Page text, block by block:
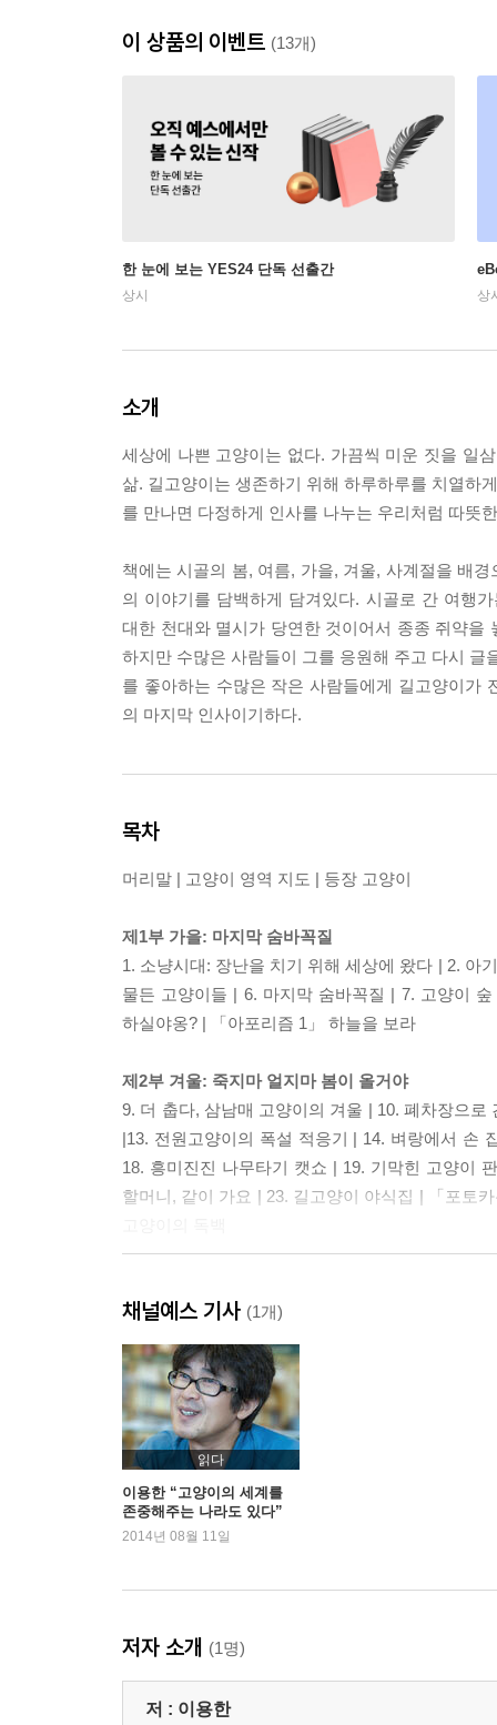
이 상품의 이벤트 (13개)
한 눈에 보는 YES24 단독 선출간
상시 상
소개
세상에 나쁜 고양이는 없다. 가끔씩 미운 짓을 일
삶. 길고양이는 생존하기 위해 하루하루를 치열하
를 만나면 다정하게 인사를 나누는 우리처럼 따뜻
책에는 시골의 봄, 여름, 가을, 겨울, 사계절을 배
의 이야기를 담백하게 담겨있다. 시골로 간 여행
대한 천대와 멸시가 당연한 것이어서 종종 쥐약을
하지만 수많은 사람들이 그를 응원해 주고 다시
를 좋아하는 수많은 작은 사람들에게 길고양이가
의 마지막 인사이기하다.
목차
머리말 | 고양이 영역 지도 | 등장 고양이
제1부 가을: 마지막 숨바꼭질
1. 소냥시대: 장난을 치기 위해 세상에 왔다 | 2. 아
물든 고양이들 | 6. 마지막 숨바꼭질 | 7. 고양이
하실야옹? | 「아포리즘 1」 하늘을 보라
제2부 겨울: 죽지마 얼지마 봄이 올거야
9. 더 춥다, 삼남매 고양이의 겨울 | 10. 폐차장으
|13. 전원고양이의 폭설 적응기 | 14. 벼랑에서 손
18. 흥미진진 나무타기 캣쇼 | 19. 기막힌 고양이
할머니, 같이 가요 | 23. 길고양이 야식집 | 「포토
24. 봄은 고양이의 계절 | 25. 고양이 삼남매를 찾
| 29. 전원고양이라서 다행이야 | 30. 길고양이 해
이웃 할머니 | 34. 고래고양이 수난의 기록 | 35.
「포토카툰 5」 고양이 황당 몸 개그 | 「포토카툰
제4부 여름: 고양이가 보내온 SOS
38. 개울을 떠나 가장 위험한 곳으로 39. 고양이가
대란 | 43. 달타냥 닮은 아기 고양이 | 44. 바보
행방불명 고양이, 아기 고양이와 함께 돌아오다 |
채널예스 기사 (1개)
읽다
이용한 “고양이의 세계를
존중해주는 나라도 있다”
2014년 08월 11일
저자 소개 (1명)
저 : 이용한